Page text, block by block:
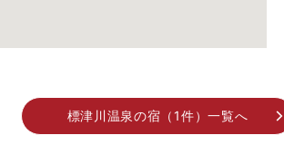
標津川温泉の宿（1件）一覧へ